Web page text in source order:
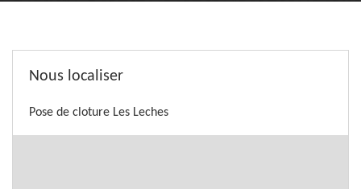
Nous localiser
Pose de cloture Les Leches